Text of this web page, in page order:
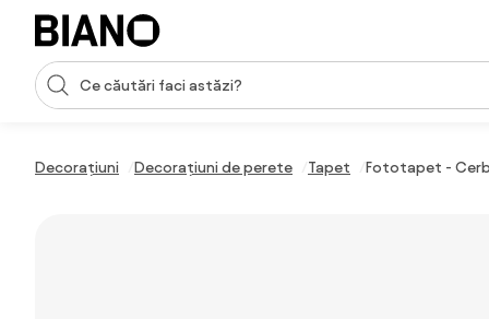
Sari peste navigare, accesează conținutul
Introducerea căutării
Decorațiuni Decorațiuni de perete Tapet Fototapet -